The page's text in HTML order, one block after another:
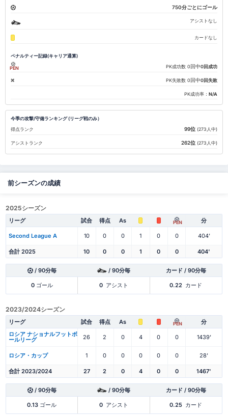
750分ごとにゴール
アシストなし
カードなし
ペナルティー記録(キャリア通算)
PEN PK成功数 0回中0回成功
PK失敗数 0回中0回失敗
PK成功率：N/A
今季の攻撃/守備ランキング (リーグ戦のみ）
得点ランク
99位 (273人中)
アシストランク 262位 (273人中)
前シーズンの成績
2025シーズン
リーグ 試合 得点 As PEN 分
Second League A 10 0 0 1 0 0 404'
合計 2025 10 0 0 1 0 0 404'
/ 90分毎 / 90分毎 カード / 90分毎
0ゴール 0 アシスト 0.22 カード
2023/2024シーズン
リーグ 試合 得点 As PEN
分
ロシア ナショナルフットボ
ールリーグ 26 2 0 4 0 0 1439'
ロシア・カップ 1 0 0 0 0 0 28'
合計 2023/2024 27 2 0 4 0 0 1467'
/ 90分毎 / 90分毎 カード / 90分毎
0.13 ゴール 0 アシスト 0.25 カード